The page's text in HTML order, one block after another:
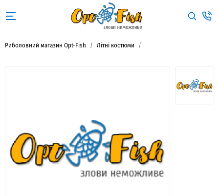
Риболовний магазин Opt-Fish Літні костюми